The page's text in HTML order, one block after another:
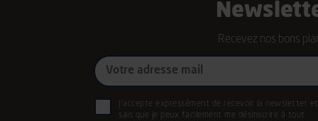
Recevez nos bons
(Nécessaire)
RGPD
J'accepte expressément de recevoir la newsletter
sais que je peux facilement me désinscrire à tout